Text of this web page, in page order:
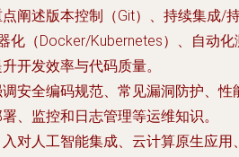
点阐述版本控制（Git）、持续集成/
化（Docker/Kubernetes）、自动化
开发效率与代码质量。
调安全编码规范、常见漏洞防护、性
、监控和日志管理等运维知识。
入对人工智能集成、云计算原生应用